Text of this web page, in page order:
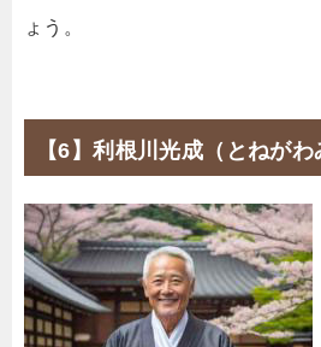
ょう。
【6】利根川光成（とねがわ